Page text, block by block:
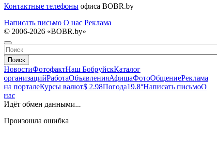
Контактные телефоны офиса BOBR.by
Написать письмо О нас Реклама
© 2006-2026 «BOBR.by»
Поиск
НовостиФотофактНаш БобруйскКаталог
организацийРаботаОбъявленияАфишаФотоОбщениеРеклама
на порталеКурсы валют$ 2.98Погода19.8°Написать письмоО
нас
Идёт обмен данными...
Произошла ошибка